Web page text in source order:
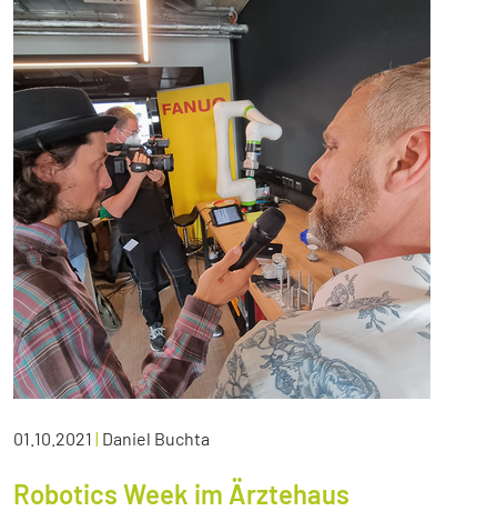
01.10.2021 | Daniel Buchta
Robotics Week im Ärztehaus